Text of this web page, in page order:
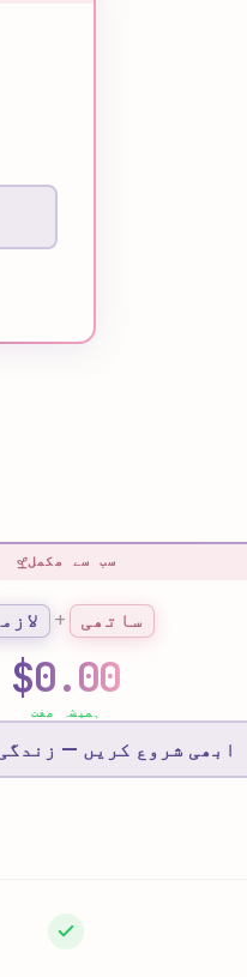
سب سے مکمل
+ ساتھی
$0.00
ہمیشہ مفت
ابھی شروع کریں —